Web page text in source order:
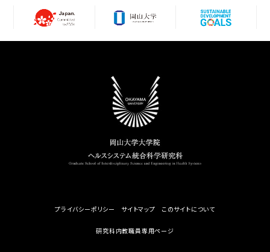
プライバシーポリシー サイトマップ このサイトについて
研究科内教職員専用ページ